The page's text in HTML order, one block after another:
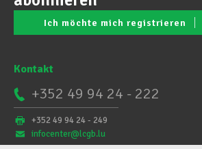
Ich möchte mich registrieren
Kontakt
+352 49 94 24 - 222
+352 49 94 24 - 249
infocenter@lcgb.lu